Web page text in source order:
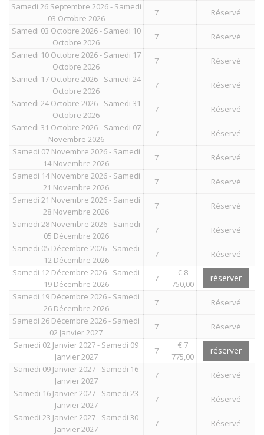
Samedi 26 Septembre 2026 - Samedi
03 Octobre 2026
7
Réservé
Samedi 03 Octobre 2026 - Samedi 10
Octobre 2026
7
Réservé
Samedi 10 Octobre 2026 - Samedi 17
Octobre 2026
7
Réservé
Samedi 17 Octobre 2026 - Samedi 24
Octobre 2026
7
Réservé
Samedi 24 Octobre 2026 - Samedi 31
Octobre 2026
7
Réservé
Samedi 31 Octobre 2026 - Samedi 07
Novembre 2026
7
Réservé
Samedi 07 Novembre 2026 - Samedi
14 Novembre 2026
7
Réservé
Samedi 14 Novembre 2026 - Samedi
21 Novembre 2026
7
Réservé
Samedi 21 Novembre 2026 - Samedi
28 Novembre 2026
7
Réservé
Samedi 28 Novembre 2026 - Samedi
05 Décembre 2026
7
Réservé
Samedi 05 Décembre 2026 - Samedi
12 Décembre 2026
7
Réservé
Samedi 12 Décembre 2026 - Samedi
19 Décembre 2026
7
€ 8
750,00
réserver
Samedi 19 Décembre 2026 - Samedi
26 Décembre 2026
7
Réservé
Samedi 26 Décembre 2026 - Samedi
02 Janvier 2027
7
Réservé
Samedi 02 Janvier 2027 - Samedi 09
Janvier 2027
7
€ 7
775,00
réserver
Samedi 09 Janvier 2027 - Samedi 16
Janvier 2027
7
Réservé
Samedi 16 Janvier 2027 - Samedi 23
Janvier 2027
7
Réservé
Samedi 23 Janvier 2027 - Samedi 30
Janvier 2027
7
Réservé